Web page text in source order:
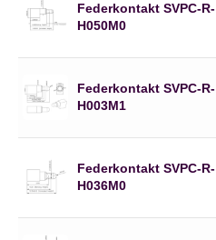
Federkontakt SVPC-R-
H050M0
Federkontakt SVPC-R-
H003M1
Federkontakt SVPC-R-
H036M0